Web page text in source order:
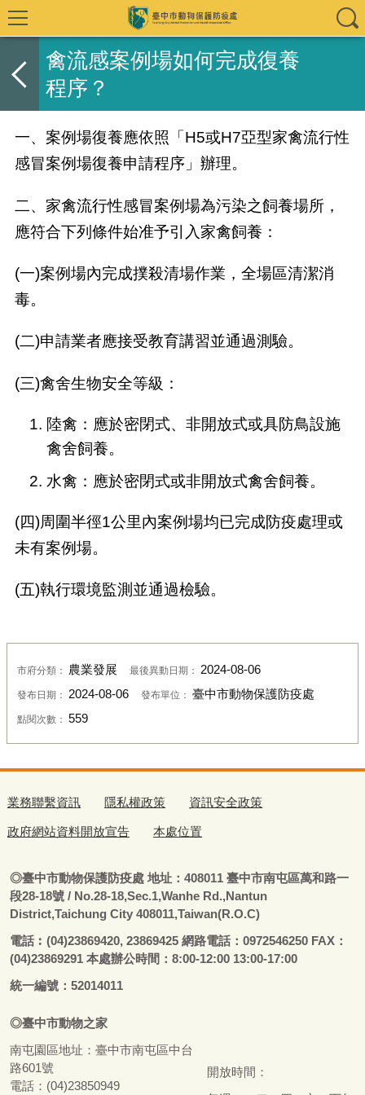
禽流感案例場如何完成復養
程序？
一、案例場復養應依照「H5或H7亞型家禽流行性
感冒案例場復養申請程序」辦理。
二、家禽流行性感冒案例場為污染之飼養場所，
應符合下列條件始准予引入家禽飼養：
(一)案例場內完成撲殺清場作業，全場區清潔消
毒。
(二)申請業者應接受教育講習並通過測驗。
(三)禽舍生物安全等級：
陸禽：應於密閉式、非開放式或具防鳥設施
禽舍飼養。
水禽：應於密閉式或非開放式禽舍飼養。
(四)周圍半徑1公里內案例場均已完成防疫處理或
未有案例場。
(五)執行環境監測並通過檢驗。
市府分類： 農業發展 最後異動日期： 2024-08-06
發布日期： 2024-08-06 發布單位： 臺中市動物保護防疫處
點閱次數： 559
業務聯繫資訊 隱私權政策 資訊安全政策
政府網站資料開放宣告 本處位置
◎臺中市動物保護防疫處地址：408011 臺中市南屯區萬和路一
段28-18號 / No.28-18,Sec.1,Wanhe Rd.,Nantun
District,Taichung City 408011,Taiwan(R.O.C)
電話︰ (04)23869420, 23869425 網路電話：0972546250 FAX：
(04)23869291 本處辦公時間：8:00-12:00 13:00-17:00
統一編號：52014011
◎臺中市動物之家
南屯園區地址： 臺中市南屯區中台
路601號
電話：(04)23850949
開放時間：